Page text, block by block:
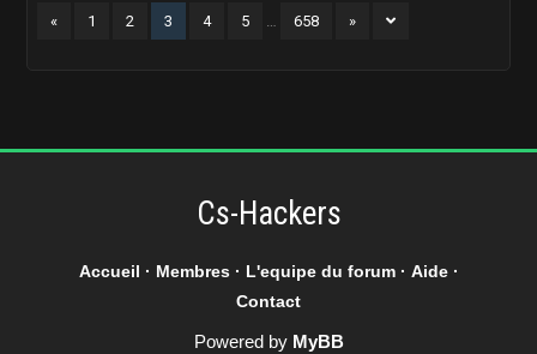
« 1 2 3 4 5 … 658 »
Cs-Hackers
Accueil · Membres· L'equipe du forum· Aide·
Contact
Powered by MyBB